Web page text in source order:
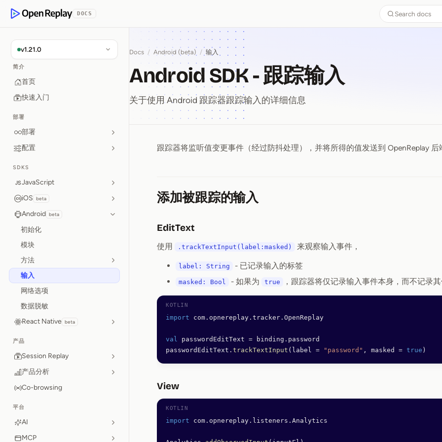
OpenReplay
DOCS Search docs
v1.21.0
简介
首页
快速入门
部署
部署
配置
SDKS
JavaScript
iOS beta
Android beta
初始化
模块
方法
输入
网络选项
数据脱敏
React Native beta
产品
Session Replay
产品分析
Co-browsing
平台
AI
MCP
Docs / Android (beta) / 输入
Android SDK - 跟踪输入
关于使用 Android 跟踪器跟踪输入的详细信息
Android SDK ⁠-⁠ 跟踪输入
跟踪器将监听值变更事件（经过防抖处理），并将所得的值发送到 OpenReplay 后
添加被跟踪的输入
EditText
使用 .trackTextInput(label:masked) 来观察输入事件，
label: String - 已记录输入的标签
masked: Bool - 如果为 true ，跟踪器将仅记录输入事件本身，而不记录
import com.opnereplay.tracker.OpenReplay
val passwordEditText = binding.password
passwordEditText. trackTextInput (label = "password" , masked = true )
View
import com.opnereplay.listeners.Analytics